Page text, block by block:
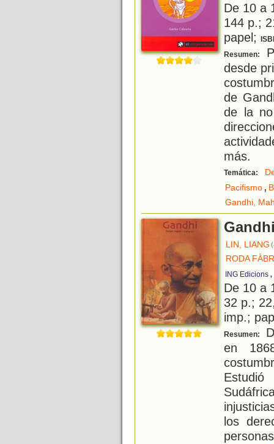
De 10 a
144 p.;
papel;
Resumen:
desde
de
de la no
más.
Temática:
Pacifismo,
Gandhi,
LIN, LIANG
RODA
ING Edicions
De 10 a
32 p.;
imp.;
Resumen:
en
los